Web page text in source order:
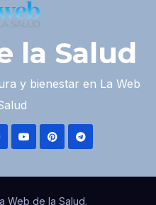
la Salud
y bienestar en La Web
Web de la Salud.